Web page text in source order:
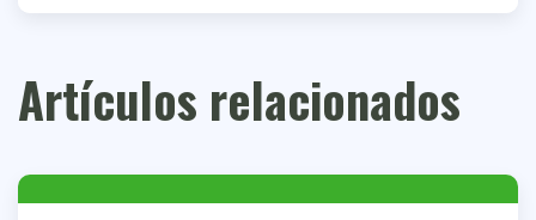
Artículos relacionados